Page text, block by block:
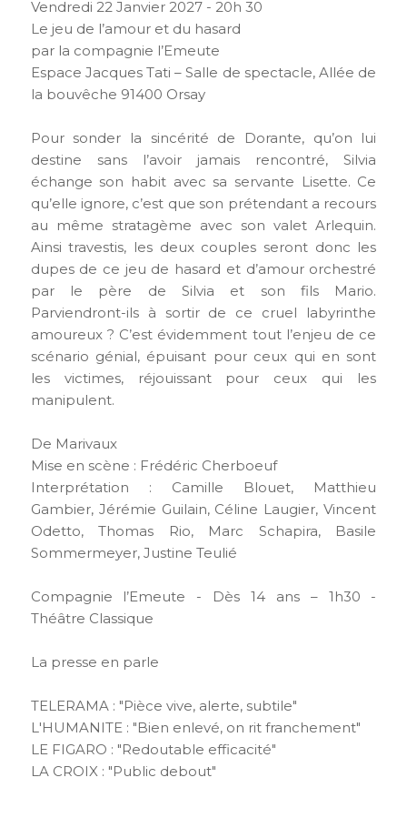
Vendredi 22 Janvier 2027 - 20h 30
Le jeu de l’amour et du hasard
par la compagnie l’Emeute
Espace Jacques Tati – Salle de spectacle, Allée de
la bouvêche 91400 Orsay
Pour sonder la sincérité de Dorante, qu’on lui
destine sans l’avoir jamais rencontré, Silvia
échange son habit avec sa servante Lisette. Ce
qu’elle ignore, c’est que son prétendant a recours
au même stratagème avec son valet Arlequin.
Ainsi travestis, les deux couples seront donc les
dupes de ce jeu de hasard et d’amour orchestré
par le père de Silvia et son fils Mario.
Parviendront-ils à sortir de ce cruel labyrinthe
amoureux ? C’est évidemment tout l’enjeu de ce
scénario génial, épuisant pour ceux qui en sont
les victimes, réjouissant pour ceux qui les
manipulent.
De Marivaux
Mise en scène : Frédéric Cherboeuf
Interprétation : Camille Blouet, Matthieu
Gambier, Jérémie Guilain, Céline Laugier, Vincent
Odetto, Thomas Rio, Marc Schapira, Basile
Sommermeyer, Justine Teulié
Compagnie l’Emeute - Dès 14 ans – 1h30 -
Théâtre Classique
La presse en parle
TELERAMA : "Pièce vive, alerte, subtile"
L'HUMANITE : "Bien enlevé, on rit franchement"
LE FIGARO : "Redoutable efficacité"
LA CROIX : "Public debout"